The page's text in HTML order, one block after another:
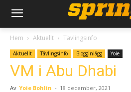
Hem Aktuellt Tävlingsinfo
Aktuellt Tävlingsinfo Blogginlägg Yoie
VM i Abu Dhabi
Av Yoie Bohlin - 18 december, 2021